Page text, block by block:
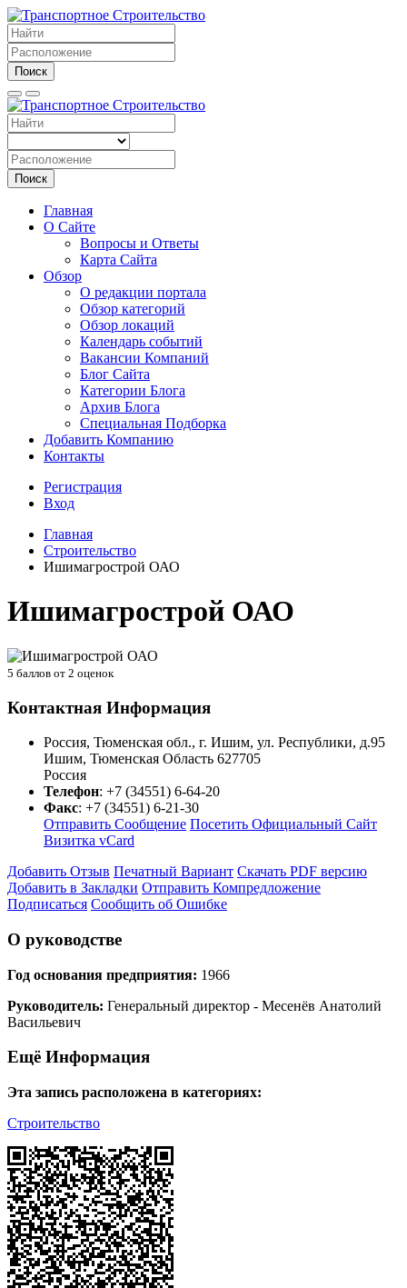
Поиск
Поиск
Главная
О Сайте
Вопросы и Ответы
Карта Сайта
Обзор
О редакции портала
Обзор категорий
Обзор локаций
Календарь событий
Вакансии Компаний
Блог Сайта
Категории Блога
Архив Блога
Специальная Подборка
Добавить Компанию
Контакты
Регистрация
Вход
Главная
Строительство
Ишимагрострой ОАО
Ишимагрострой ОАО
5 баллов от 2 оценок
Контактная Информация
Россия, Тюменская обл., г. Ишим, ул. Республики, д.95
Ишим, Тюменская Область 627705
Россия
Телефон: +7 (34551) 6-64-20
Факс: +7 (34551) 6-21-30
Отправить Сообщение Посетить Официальный Сайт
Визитка vCard
Добавить Отзыв Печатный Вариант Скачать PDF версию
Добавить в Закладки Отправить Компредложение
Подписаться Сообщить об Ошибке
О руководстве
Год основания предприятия: 1966
Руководитель: Генеральный директор - Месенёв Анатолий
Васильевич
Ещё Информация
Эта запись расположена в категориях:
Строительство